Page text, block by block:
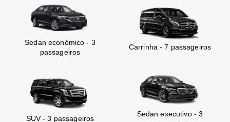
Sedan económico - 3
passageiros
Carrinha - 7 passageiros
SUV - 3 passageiros
Sedan executivo - 3